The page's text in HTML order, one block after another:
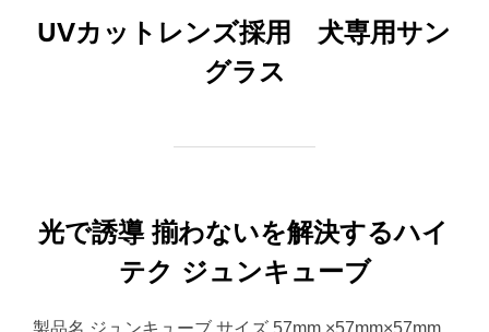
UVカットレンズ採用 犬専用サン
グラス
光で誘導 揃わないを解決するハイ
テク ジュンキューブ
製品名 ジュンキューブ サイズ 57mm ×57mm×57mm